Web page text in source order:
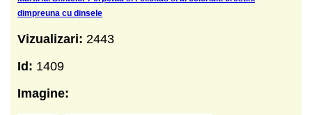
dimpreuna cu dinsele
Vizualizari: 2443
Id: 1409
Imagine: